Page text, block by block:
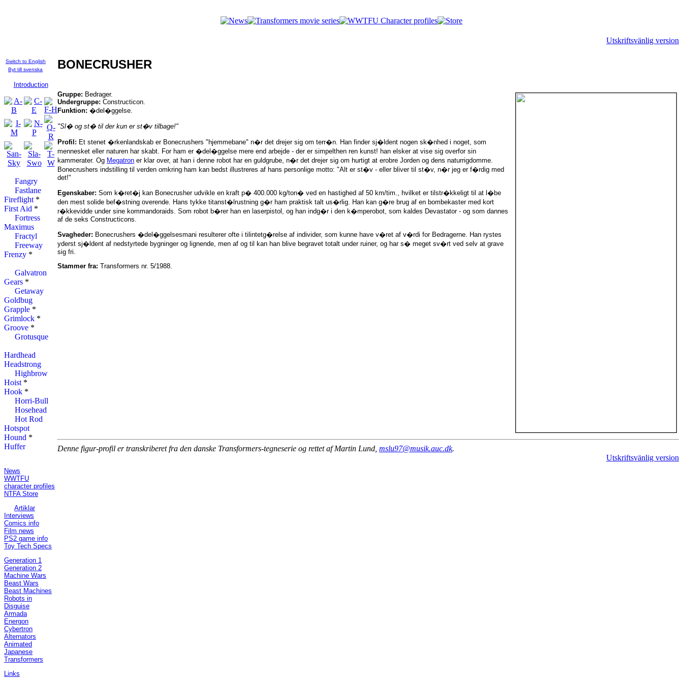
Switch to English
Byt till svenska
Introduction
Fangry
Fastlane
Fireflight *
First Aid *
Fortress
Maximus
Fractyl
Freeway
Frenzy *
Galvatron
Gears *
Getaway
Goldbug
Grapple *
Grimlock *
Groove *
Grotusque
Hardhead
Headstrong
Highbrow
Hoist *
Hook *
Horri-Bull
Hosehead
Hot Rod
Hotspot
Hound *
Huffer
News
WWTFU
character profiles
NTFA Store
Artiklar
Interviews
Comics info
Film news
PS2 game info
Toy Tech Specs
Generation 1
Generation 2
Machine Wars
Beast Wars
Beast Machines
Robots in
Disguise
Armada
Energon
Cybertron
Alternators
Animated
Japanese
Transformers
Links
Utskriftsvänlig version
BONECRUSHER
Gruppe: Bedrager.
Undergruppe: Constructicon.
Funktion: �del�ggelse.
"Sl� og st� til der kun er st�v tilbage!"
Profil: Et stenet �rkenlandskab er Bonecrushers "hjemmebane" n�r det drejer sig om terr�n. Han finder sj�ldent nogen sk�nhed i noget, som
mennesket eller naturen har skabt. For ham er �del�ggelse mere end arbejde - der er simpelthen ren kunst! han elsker at vise sig overfor sin
kammerater. Og Megatron er klar over, at han i denne robot har en guldgrube, n�r det drejer sig om hurtigt at erobre Jorden og dens naturrigdomme.
Bonecrushers indstilling til verden omkring ham kan bedst illustreres af hans personlige motto: "Alt er st�v - eller bliver til st�v, n�r jeg er f�rdig med
det!"
Egenskaber: Som k�ret�j kan Bonecrusher udvikle en kraft p� 400.000 kg/ton� ved en hastighed af 50 km/tim., hvilket er tilstr�kkeligt til at l�be
den mest solide bef�stning overende. Hans tykke titanst�lrustning g�r ham praktisk talt us�rlig. Han kan g�re brug af en bombekaster med kort
r�kkevidde under sine kommandoraids. Som robot b�rer han en laserpistol, og han indg�r i den k�mperobot, som kaldes Devastator - og som dannes
af de seks Constructicons.
Svagheder: Bonecrushers �del�ggelsesmani resulterer ofte i tilintetg�relse af individer, som kunne have v�ret af v�rdi for Bedragerne. Han rystes
yderst sj�ldent af nedstyrtede bygninger og lignende, men af og til kan han blive begravet totalt under ruiner, og har s� meget sv�rt ved selv at grave
sig fri.
Stammer fra: Transformers nr. 5/1988.
Denne figur-profil er transkriberet fra den danske Transformers-tegneserie og rettet af Martin Lund, mslu97@musik.auc.dk.
Utskriftsvänlig version